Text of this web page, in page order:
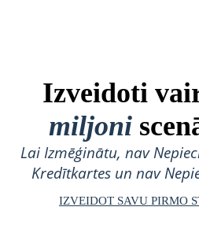
Izveidoti
miljoni
Lai Izmēģinātu, nav
Kredītkartes un nav
IZVEIDOT SAVU PIRMO